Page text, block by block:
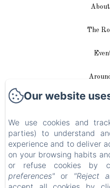
The
Access /
Plan
Legal
Our website
We use cookies and
parties) to understand
experience and to deliver
on your browsing habits
or refuse cookies by
preferences" or "Reject